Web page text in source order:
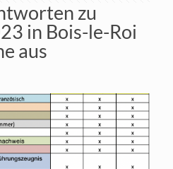
zu
in Bois-le-Roi
aus